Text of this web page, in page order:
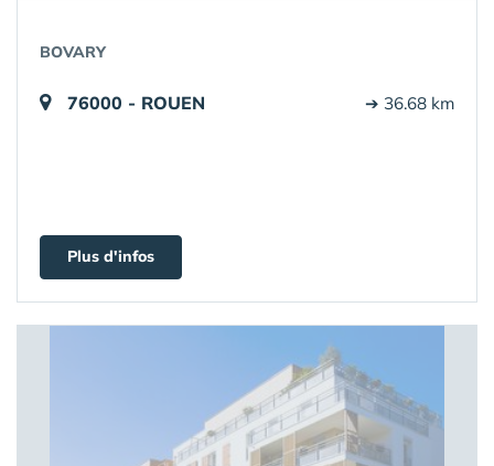
BOVARY
76000 - ROUEN ➔ 36.68 km
Plus d'infos